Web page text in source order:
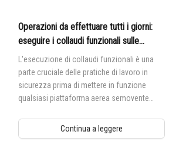
Operazioni da effettuare tutti i giorni:
eseguire i collaudi funzionali sulle
piattaforme aeree semoventi Genie®
L'esecuzione di collaudi funzionali è una
parte cruciale delle pratiche di lavoro in
sicurezza prima di mettere in funzione
qualsiasi piattaforma aerea semovente
sono concepiti per scoprire eventuali
malfunzionamenti prima che la MEWP sia
Continua a leggere